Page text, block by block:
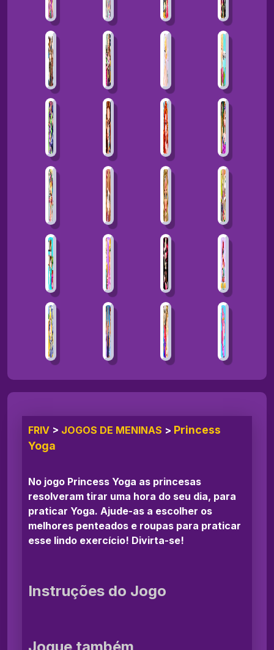
FRIV > JOGOS DE MENINAS > Princess
Yoga
No jogo Princess Yoga as princesas
resolveram tirar uma hora do seu dia, para
praticar Yoga. Ajude-as a escolher os
melhores penteados e roupas para praticar
esse lindo exercício! Divirta-se!
Instruções do Jogo